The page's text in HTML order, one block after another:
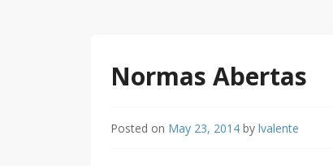
Normas Abertas
Posted on May 23, 2014 by lvalente